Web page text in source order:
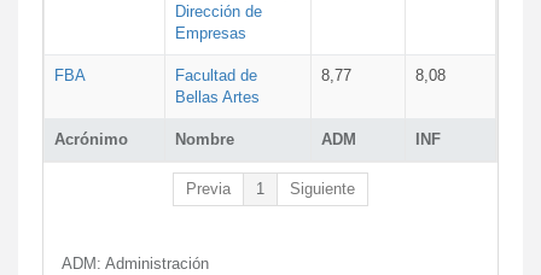
Acrónimo Nombre ADM INF
Dirección de
Empresas
FBA
Facultad de
Bellas Artes
8,77 8,08
Previa 1 Siguiente
ADM: Administración